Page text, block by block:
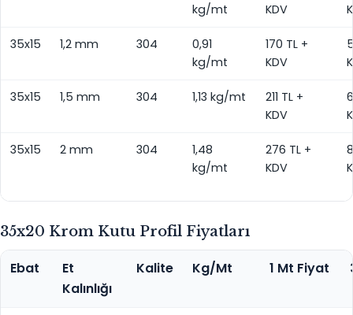
kg/mt
KDV
35x15 1,2 mm 304
0,91
kg/mt
170 TL +
KDV
35x15 1,5 mm 304 1,13 kg/mt
211 TL +
KDV
35x15 2 mm 304
1,48
kg/mt
276 TL +
KDV
35x20 Krom Kutu Profil Fiyatları
Ebat
Et
Kalınlığı
Kalite Kg/Mt 1 Mt Fiyat